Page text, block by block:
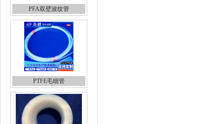
PFA双壁波纹管
PTFE毛细管